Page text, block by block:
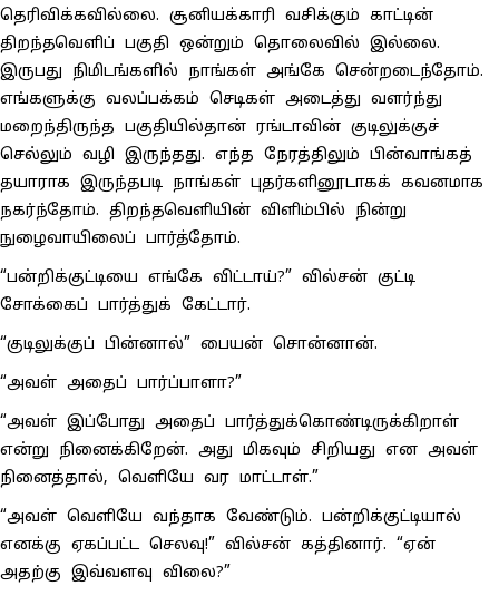
தெரிவிக்கவில்லை. சூனியக்காரி வசிக்கும் காட்டின்
திறந்தவெளிப் பகுதி ஒன்றும் தொலைவில் இல்லை.
இருபது நிமிடங்களில் நாங்கள் அங்கே சென்றடைந்தோம்.
எங்களுக்கு வலப்பக்கம் செடிகள் அடைத்து வளர்ந்து
மறைந்திருந்த பகுதியில்தான் ரங்டாவின் குடிலுக்குச்
செல்லும் வழி இருந்தது. எந்த நேரத்திலும் பின்வாங்கத்
தயாராக இருந்தபடி நாங்கள் புதர்களினூடாகக் கவனமாக
நகர்ந்தோம். திறந்தவெளியின் விளிம்பில் நின்று
நுழைவாயிலைப் பார்த்தோம்.
“பன்றிக்குட்டியை எங்கே விட்டாய்?” வில்சன் குட்டி
சோக்கைப் பார்த்துக் கேட்டார்.
“குடிலுக்குப் பின்னால்” பையன் சொன்னான்.
“அவள் அதைப் பார்ப்பாளா?”
“அவள் இப்போது அதைப் பார்த்துக்கொண்டிருக்கிறாள்
என்று நினைக்கிறேன். அது மிகவும் சிறியது என அவள்
நினைத்தால், வெளியே வர மாட்டாள்.”
“அவள் வெளியே வந்தாக வேண்டும். பன்றிக்குட்டியால்
எனக்கு ஏகப்பட்ட செலவு!” வில்சன் கத்தினார். “ஏன்
அதற்கு இவ்வளவு விலை?”